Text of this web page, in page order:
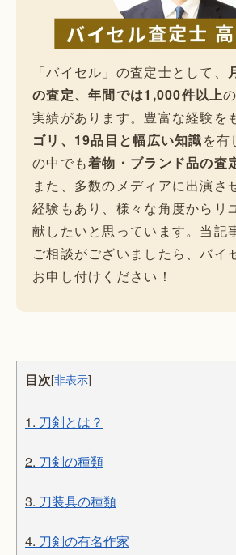
「バイセル」の査定士として、
の査定、年間では1,000件以上
実績があります。豊富な経験を
ゴリ、19品目と幅広い知識を有
の中でも着物・ブランド品の査
また、多数のメディアに出演さ
経験もあり、様々な角度からリ
献したいと思っています。当記
ご相談がございましたら、バイ
お申し付けください！
目次[非表示]
1. 刀剣とは？
2. 刀剣の種類
3. 刀装具の種類
4. 刀剣の有名作家